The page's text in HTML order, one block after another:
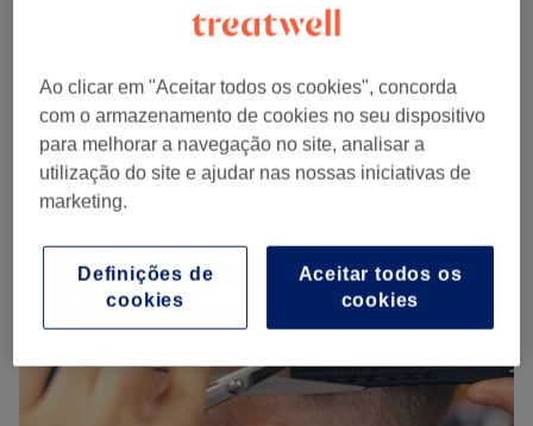
curto nos lados” e “rapa bem” é significativa, e uma
imagem elimina qualquer dúvida.
Ao clicar em "Aceitar todos os cookies", concorda
com o armazenamento de cookies no seu dispositivo
para melhorar a navegação no site, analisar a
utilização do site e ajudar nas nossas iniciativas de
marketing.
Aceitar todos os
cookies
Definições de
cookies